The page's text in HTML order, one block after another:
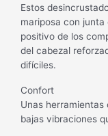
Estos
mariposa con
positivo de los
del cabezal
difíciles.
Confort
Unas
bajas vibraciones